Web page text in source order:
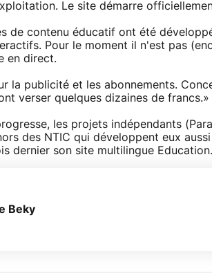
Le site démarre
de contenu éducatif ont été
Pour le moment il n'est pas
en direct.
la publicité et les abonnements.
verser quelques dizaines de francs.»
les projets indépendants
des NTIC qui développent eux
dernier son site multilingue
Beky